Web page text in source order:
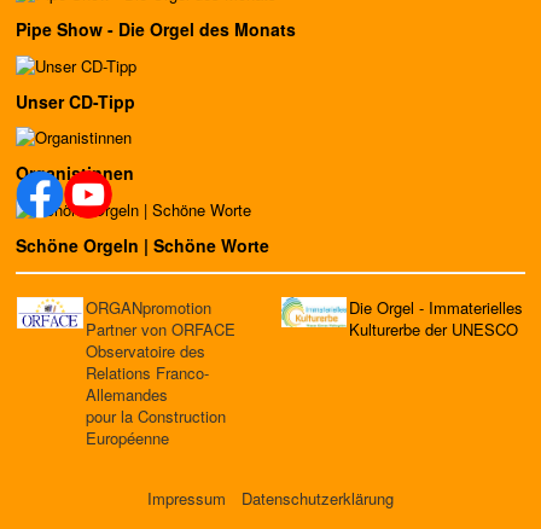
Pipe Show - Die Orgel des Monats
Unser CD-Tipp
Organistinnen
Schöne Orgeln | Schöne Worte
ORGANpromotion
Partner von ORFACE
Observatoire des
Relations Franco-
Allemandes
pour la Construction
Européenne
Die Orgel - Immaterielles
Kulturerbe der UNESCO
Impressum
Datenschutzerklärung